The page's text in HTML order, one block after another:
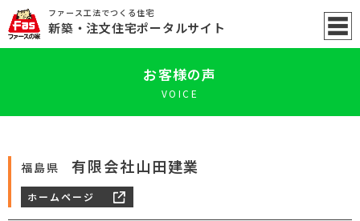
ファース工法でつくる住宅
新築 ・注文住宅ポータルサイト
お客様の声
VOICE
福島県 有限会社山田建業
ホームページ